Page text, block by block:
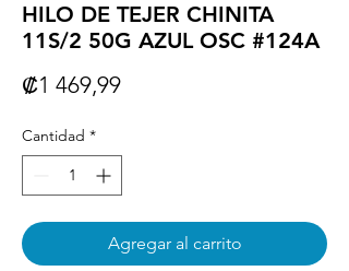
HILO DE TEJER CHINITA
11S/2 50G AZUL OSC #124A
₡1 469,99Precio
Cantidad *
Agregar al carrito